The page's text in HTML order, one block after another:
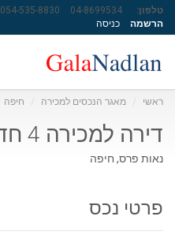
טלפון: 04-8699534
054-535-8830
הרשמה
כניסה
ראשי מאגר הנכסים למכירה חיפה
דירה למכירה 4 חדרים בנוי
נאות פרס, חיפה
פרטי נכס